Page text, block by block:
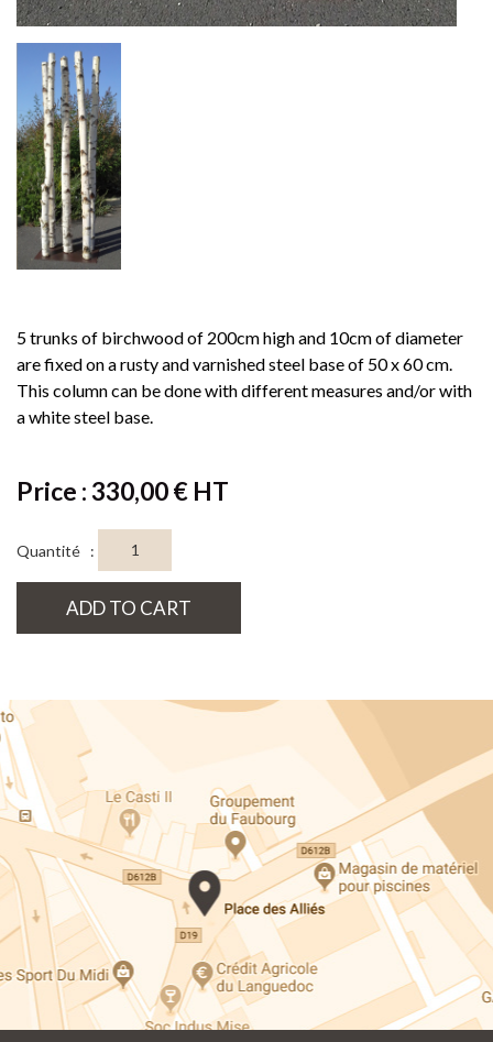
5 trunks of birchwood of 200cm high and 10cm of diameter
are fixed on a rusty and varnished steel base of 50 x 60 cm.
This column can be done with different measures and/or with
a white steel base.
Price : 330,00 € HT
Quantité :
ADD TO CART